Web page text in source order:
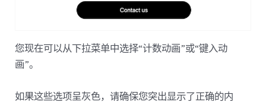
您现在可以从下拉菜单中选择“计数动画”或“键入动
画”。
如果这些选项呈灰色，请确保您突出显示了正确的内